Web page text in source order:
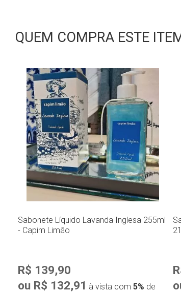
QUEM COMPRA ESTE
Sabonete Líquido Lavanda Inglesa 255ml
- Capim Limão
R$ 139,90
ou R$ 132,91 à vista com 5% de